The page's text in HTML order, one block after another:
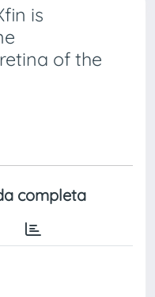
is
of the
completa